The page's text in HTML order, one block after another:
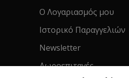
Ο Λογαριασμός μου
Ιστορικό Παραγγελιών
Newsletter
Δωροεπιταγές